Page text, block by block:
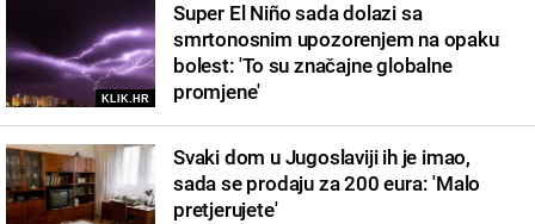
KLIK.HR
Super El Niño sada dolazi sa
smrtonosnim upozorenjem na opaku
bolest: 'To su značajne globalne
promjene'
Svaki dom u Jugoslaviji ih je imao,
sada se prodaju za 200 eura: 'Malo
pretjerujete'